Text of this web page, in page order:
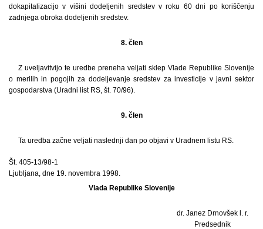
dokapitalizacijo v višini dodeljenih sredstev v roku 60 dni po koriščenju
zadnjega obroka dodeljenih sredstev.
8. člen
Z uveljavitvijo te uredbe preneha veljati sklep Vlade Republike Slovenije
o merilih in pogojih za dodeljevanje sredstev za investicije v javni sektor
gospodarstva (Uradni list RS, št. 70/96).
9. člen
Ta uredba začne veljati naslednji dan po objavi v Uradnem listu RS.
Št. 405-13/98-1
Ljubljana, dne 19. novembra 1998.
Vlada Republike Slovenije
dr. Janez Drnovšek l. r.
Predsednik